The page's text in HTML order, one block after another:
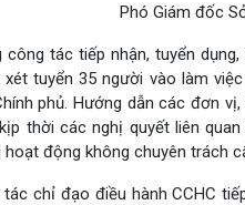
Phó Giám đốc
công tác tiếp nhận, tuyển
xét tuyển 35 người vào làm
phủ. Hướng dẫn các đơn
thời các nghị quyết liên
hoạt động không chuyên trách
tác chỉ đạo điều hành CCHC